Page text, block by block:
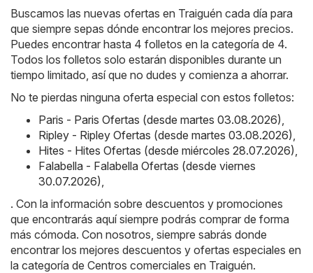
Buscamos las nuevas ofertas en Traiguén cada día para
que siempre sepas dónde encontrar los mejores precios.
Puedes encontrar hasta 4 folletos en la categoría de 4.
Todos los folletos solo estarán disponibles durante un
tiempo limitado, así que no dudes y comienza a ahorrar.
No te pierdas ninguna oferta especial con estos folletos:
Paris - Paris Ofertas (desde martes 03.08.2026)
Ripley - Ripley Ofertas (desde martes 03.08.2026)
Hites - Hites Ofertas (desde miércoles 28.07.2026)
Falabella - Falabella Ofertas (desde viernes
30.07.2026)
. Con la información sobre descuentos y promociones
que encontrarás aquí siempre podrás comprar de forma
más cómoda. Con nosotros, siempre sabrás donde
encontrar los mejores descuentos y ofertas especiales en
la categoría de Centros comerciales en Traiguén.